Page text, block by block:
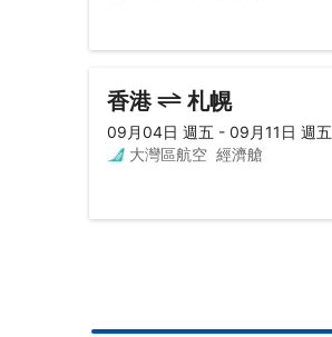
香港 札幌
09月04日 週五 - 09月11日 週五
大灣區航空 經濟艙